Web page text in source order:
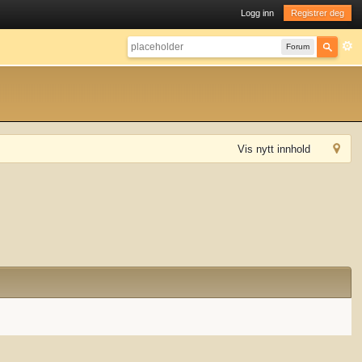
Logg inn Registrer deg
Forum
Vis nytt innhold